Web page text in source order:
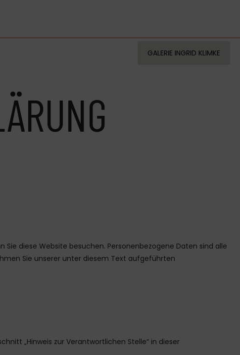
GALERIE INGRID KLIMKE
diese Website besuchen. Personenbezogene Daten sind alle
Sie unserer unter diesem Text aufgeführten
„Hinweis zur Verantwortlichen Stelle“ in dieser